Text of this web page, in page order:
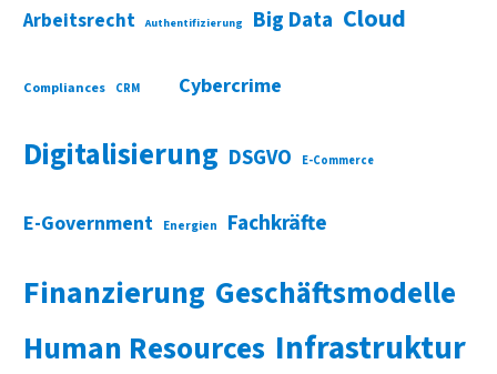
Arbeitsrecht Authentifizierung Big Data Cloud
Compliances CRM Cybercrime
Digitalisierung DSGVO E-Commerce
E-Government Energien Fachkräfte
Finanzierung Geschäftsmodelle
Human Resources Infrastruktur